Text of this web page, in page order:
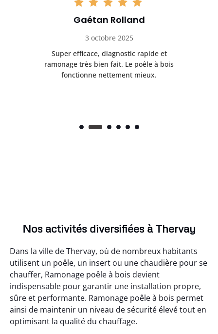
Gaétan Rolland
3 octobre 2025
Super efficace, diagnostic rapide et
ramonage très bien fait. Le poêle à bois
fonctionne nettement mieux.
Nos activités diversifiées à Thervay
Dans la ville de Thervay, où de nombreux habitants
utilisent un poêle, un insert ou une chaudière pour se
chauffer, Ramonage poêle à bois devient
indispensable pour garantir une installation propre,
sûre et performante. Ramonage poêle à bois permet
ainsi de maintenir un niveau de sécurité élevé tout en
optimisant la qualité du chauffage.